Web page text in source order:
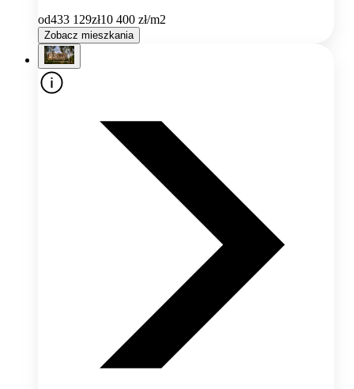
od433 129zł10 400 zł/m2
Zobacz mieszkania